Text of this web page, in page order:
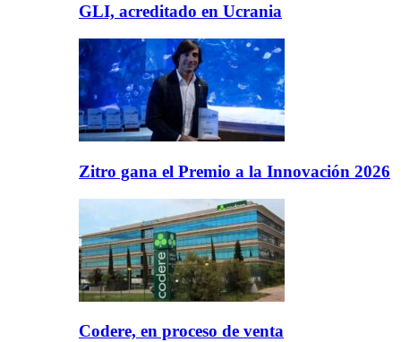
GLI, acreditado en Ucrania
Zitro gana el Premio a la Innovación 2026
Codere, en proceso de venta